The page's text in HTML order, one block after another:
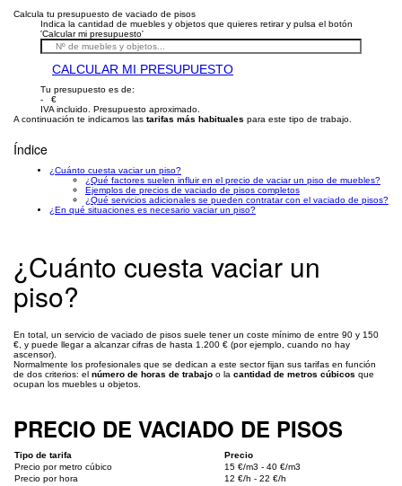
Calcula tu presupuesto de vaciado de pisos
Indica la cantidad de muebles y objetos que quieres retirar y pulsa el botón
'Calcular mi presupuesto'
CALCULAR MI PRESUPUESTO
Tu presupuesto es de:
- €
IVA incluido. Presupuesto aproximado.
A continuación te indicamos las tarifas más habituales para este tipo de trabajo.
Índice
¿Cuánto cuesta vaciar un piso?
¿Qué factores suelen influir en el precio de vaciar un piso de muebles?
Ejemplos de precios de vaciado de pisos completos
¿Qué servicios adicionales se pueden contratar con el vaciado de pisos?
¿En qué situaciones es necesario vaciar un piso?
¿Cuánto cuesta vaciar un
piso?
En total, un servicio de vaciado de pisos suele tener un coste mínimo de entre 90 y 150
€, y puede llegar a alcanzar cifras de hasta 1.200 € (por ejemplo, cuando no hay
ascensor).
Normalmente los profesionales que se dedican a este sector fijan sus tarifas en función
de dos criterios: el número de horas de trabajo o la cantidad de metros cúbicos que
ocupan los muebles u objetos.
PRECIO DE VACIADO DE PISOS
Tipo de tarifa
Precio
Precio por metro cúbico
15 €/m3 - 40 €/m3
Precio por hora
12 €/h - 22 €/h